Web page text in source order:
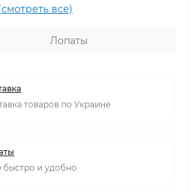
все)
Лопаты
товаров по Украине
быстро и удобно